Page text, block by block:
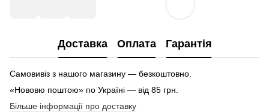
Доставка Оплата Гарантія
Самовивіз з нашого магазину — безкоштовно.
«Нововю поштою» по Україні — від 85 грн.
Більше інформації про доставку